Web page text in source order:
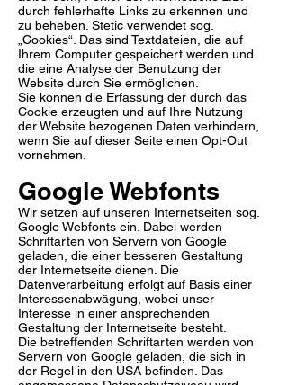
durch fehlerhafte Links zu erkennen und
zu beheben. Stetic verwendet sog.
„Cookies“. Das sind Textdateien, die auf
Ihrem Computer gespeichert werden und
die eine Analyse der Benutzung der
Website durch Sie ermöglichen.
Sie können die Erfassung der durch das
Cookie erzeugten und auf Ihre Nutzung
der Website bezogenen Daten verhindern,
wenn Sie auf dieser Seite einen Opt-Out
vornehmen.
Google Webfonts
Wir setzen auf unseren Internetseiten sog.
Google Webfonts ein. Dabei werden
Schriftarten von Servern von Google
geladen, die einer besseren Gestaltung
der Internetseite dienen. Die
Datenverarbeitung erfolgt auf Basis einer
Interessenabwägung, wobei unser
Interesse in einer ansprechenden
Gestaltung der Internetseite besteht.
Die betreffenden Schriftarten werden von
Servern von Google geladen, die sich in
der Regel in den USA befinden. Das